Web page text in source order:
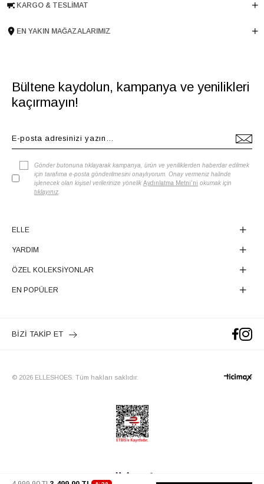
Menşei TURKIYE
KARGO & TESLIMAT
EN YAKIN MAĞAZALARIMIZ
Bültene kaydolun, kampanya ve yenilikleri
kaçırmayın!
Gönder butonuna tıklayarak kampanya, ürün ve yeniliklerden haberdar edilmek
için tarafıma e-posta gönderilmesini onaylıyorum. Onay vermeniz halinde
işlenecek olan kişisel verilerinize yönelik Aydınlatma Metni'ni okumak için
tıklayınız
ELLE
YARDIM
ÖZEL KOLEKSİYONLAR
EN POPÜLER
BİZİ TAKİP ET
© 2026 ELLESHOES. Tüm hakları saklıdır.